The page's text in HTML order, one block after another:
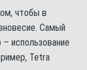
чтобы в
Самый
использование
Tetra